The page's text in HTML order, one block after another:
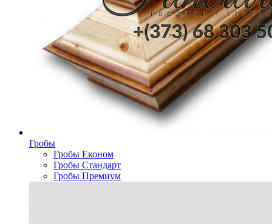
Гробы
Гробы Економ
Гробы Стандарт
Гробы Премиум